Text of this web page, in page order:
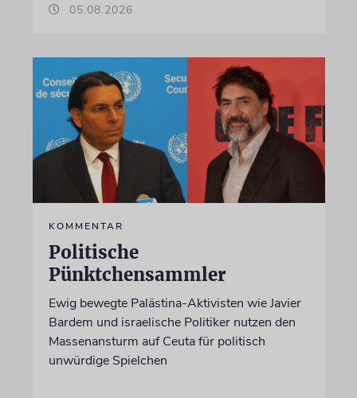
05.08.2026
KOMMENTAR
Politische
Pünktchensammler
Ewig bewegte Palästina-Aktivisten wie Javier
Bardem und israelische Politiker nutzen den
Massenansturm auf Ceuta für politisch
unwürdige Spielchen